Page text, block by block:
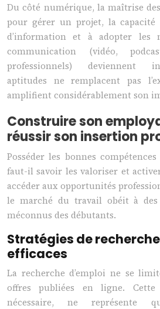
Du côté numérique, la maîtrise
pour gérer un projet, la capacité
d’information et à adopter les
communication (vidéo,
professionnels) deviennent
aptitudes ne remplacent pas
amplifient considérablement son
Construire son
réussir son insertion
Posséder les bonnes
faut-il savoir les valoriser et
accéder aux opportunités
le marché du travail obéit à des
méconnus des débutants.
Stratégies de
efficaces
La recherche d’emploi ne se
offres publiées en ligne.
nécessaire, ne représente